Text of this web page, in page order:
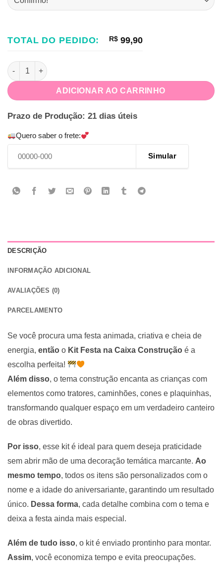
TOTAL DO PEDIDO: R$ 99,90
Kit Festa na Caixa Construção quantidade
ADICIONAR AO CARRINHO
Prazo de Produção: 21 dias úteis
Quero saber o frete:
Simular
DESCRIÇÃO
INFORMAÇÃO ADICIONAL
AVALIAÇÕES (0)
PARCELAMENTO
Se você procura uma festa animada, criativa e cheia de
energia, então o Kit Festa na Caixa Construção é a
escolha perfeita!
Além disso, o tema construção encanta as crianças com
elementos como tratores, caminhões, cones e plaquinhas,
transformando qualquer espaço em um verdadeiro canteiro
de obras divertido.
Por isso, esse kit é ideal para quem deseja praticidade
sem abrir mão de uma decoração temática marcante. Ao
mesmo tempo, todos os itens são personalizados com o
nome e a idade do aniversariante, garantindo um resultado
único. Dessa forma, cada detalhe combina com o tema e
deixa a festa ainda mais especial.
Além de tudo isso, o kit é enviado prontinho para montar.
Assim, você economiza tempo e evita preocupações.